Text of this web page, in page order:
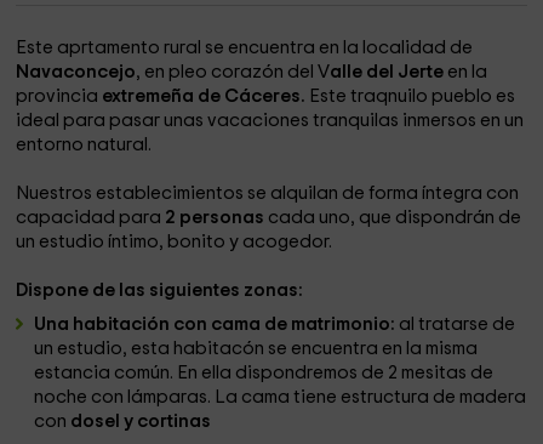
Este aprtamento rural se encuentra en la localidad de
Navaconcejo, en pleo corazón del Valle del Jerte en la
provincia extremeña de Cáceres. Este traqnuilo pueblo es
ideal para pasar unas vacaciones tranquilas inmersos en un
entorno natural.
Nuestros establecimientos se alquilan de forma íntegra con
capacidad para 2 personas cada uno, que dispondrán de
un estudio íntimo, bonito y acogedor.
Dispone de las siguientes zonas:
Una habitación con cama de matrimonio: al tratarse de
un estudio, esta habitacón se encuentra en la misma
estancia común. En ella dispondremos de 2 mesitas de
noche con lámparas. La cama tiene estructura de madera
con dosel y cortinas